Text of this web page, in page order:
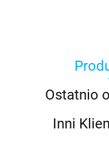
Ostatnio
Inni